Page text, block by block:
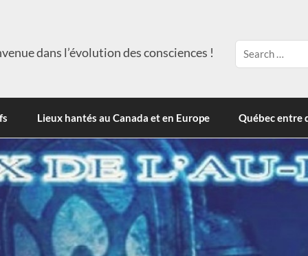
dans l’évolution des consciences !
Lieux hantés au Canada et en Europe Québec entre